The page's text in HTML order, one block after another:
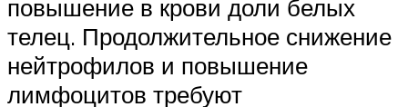
повышение в крови доли белых
телец. Продолжительное снижение
нейтрофилов и повышение
лимфоцитов требуют